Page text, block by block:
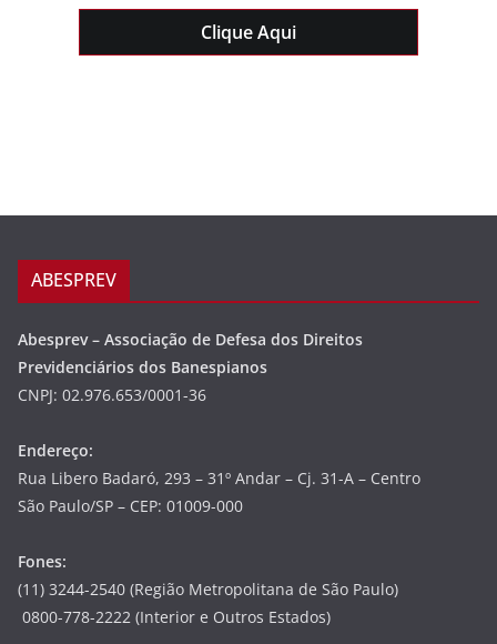
Clique Aqui
ABESPREV
Abesprev – Associação de Defesa dos Direitos
Previdenciários dos Banespianos
CNPJ: 02.976.653/0001-36
Endereço:
Rua Libero Badaró, 293 – 31º Andar – Cj. 31-A – Centro
São Paulo/SP – CEP: 01009-000
Fones:
(11) 3244-2540 (Região Metropolitana de São Paulo)
0800-778-2222 (Interior e Outros Estados)